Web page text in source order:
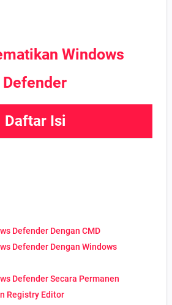
Windows
Defender
Daftar Isi
Defender Dengan CMD
Defender Dengan Windows
Defender Secara Permanen
Registry Editor